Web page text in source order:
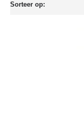
Sorteer op: